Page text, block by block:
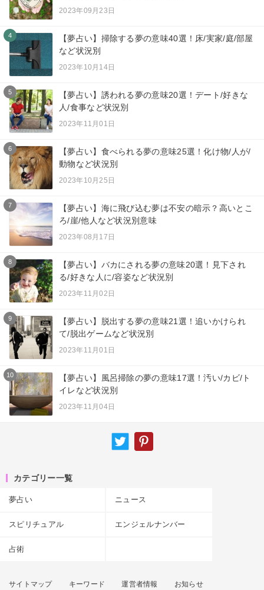
2023年09月23日
4
【夢占い】掃除する夢の意味40選！床/実家/庭/部屋
など状況別
2023年10月14日
5
【夢占い】誘われる夢の意味20選！デート/好きな
人/食事など状況別
2023年11月01日
6
【夢占い】食べられる夢の意味25選！化け物/人が/
動物など状況別
2023年10月25日
7
【夢占い】海に飛び込む夢は不安の暗示？高いとこ
ろ/崖/他人など状況別意味
2023年08月17日
8
【夢占い】バカにされる夢の意味20選！見下され
る/好きな人に/容姿など状況別
2023年11月02日
9
【夢占い】脱出する夢の意味21選！追いかけられ
て/脱出ゲームなど状況別
2023年11月01日
10
【夢占い】風呂掃除の夢の意味17選！汚い/カビ/ト
イレなど状況別
2023年11月04日
カテゴリー一覧
夢占い ニュース
スピリチュアル エンジェルナンバー
占術
サイトマップ キーワード 運営者情報 お知らせ